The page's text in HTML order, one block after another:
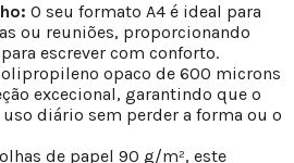
O seu formato A4 é ideal para
ou reuniões, proporcionando
escrever com conforto.
opaco de 600 microns
excecional, garantindo que o
diário sem perder a forma ou o
de papel 90 g/m², este